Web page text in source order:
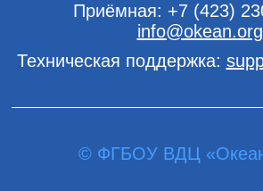
Приёмная: +7 (423)
info@okean.org
Техническая поддержка:
© ФГБОУ ВДЦ